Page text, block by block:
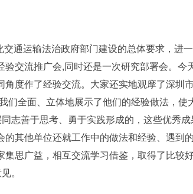
通运输法治政府部门建设的总体要求，进
交流推广会,同时还是一次研究部署会。今
度作了经验交流。大家还实地观摩了深圳
们全面、立体地展示了他们的经验做法，使
志善于思考、勇于实践形成的，这些优秀
其他单位还就工作中的做法和经验、遇到
思广益，相互交流学习借鉴，取得了比较
。